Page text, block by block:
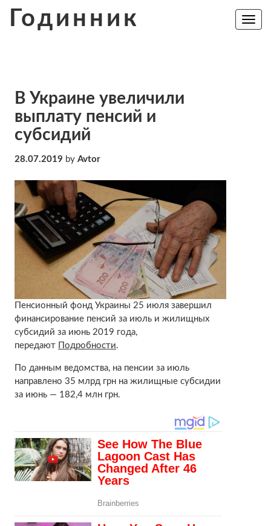
Годинник
Toggle
В Украине увеличили
выплату пенсий и
субсидий
28.07.2019 by Avtor
Пенсионный фонд Украины 25 июля завершил
финансирование пенсий за июль и жилищных
субсидий за июнь 2019 года,
передают Подробности.
По данным ведомства, на пенсии за июль
направлено 35 млрд грн на жилищные субсидии
за июнь — 182,4 млн грн.